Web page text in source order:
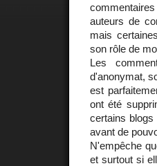
auteurs de
mais
son rôle de
Les
d'anonymat,
est
ont été
certains
avant de
N'empêche
et surtout si